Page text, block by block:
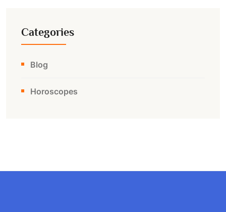
Categories
Blog
Horoscopes